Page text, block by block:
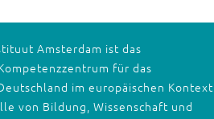
Amsterdam ist das
für das
im europäischen Kontext
von Bildung, Wissenschaft und